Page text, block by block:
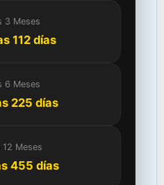
3 Meses
112 días
6 Meses
225 días
12 Meses
455 días